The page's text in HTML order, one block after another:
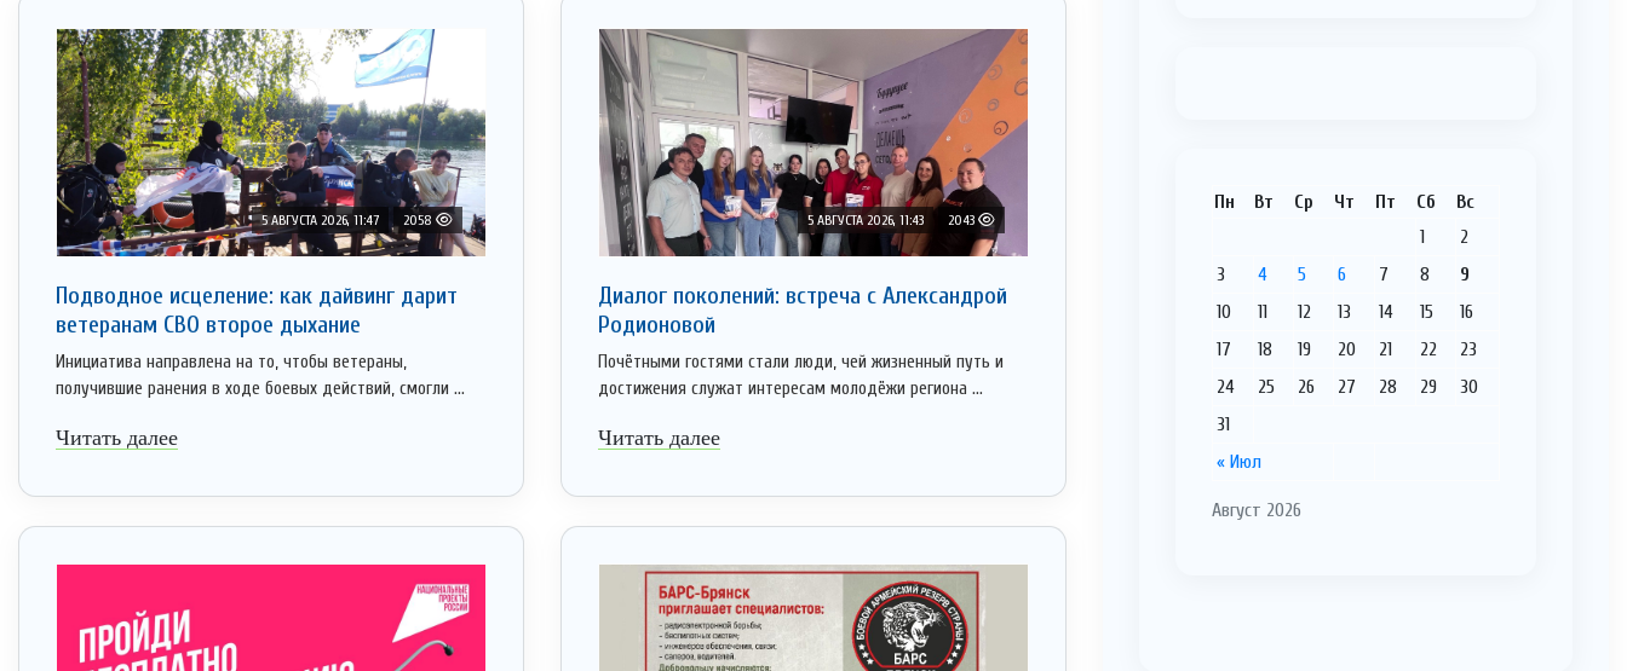
5 АВГУСТА 2026, 11:47 2058
Подводное исцеление: как дайвинг дарит
ветеранам СВО второе дыхание
Инициатива направлена на то, чтобы ветераны,
получившие ранения в ходе боевых действий, смогли ...
Читать далее
5 АВГУСТА 2026, 11:43 2043
Диалог поколений: встреча с Александрой
Родионовой
Почётными гостями стали люди, чей жизненный путь и
достижения служат интересам молодёжи региона ...
Читать далее
Август 2026
Пн Вт Ср Чт Пт Сб Вс
« Июл
1
2
3
4 5 6 7 8
9
10
11 12 13 14 15
16
17
18 19 20 21 22
23
24
25 26 27 28 29
30
31